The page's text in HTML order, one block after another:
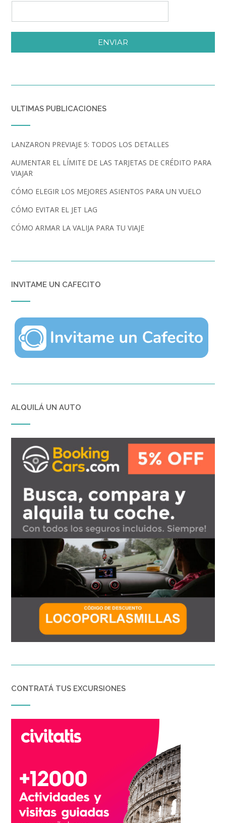
ENVIAR
ULTIMAS PUBLICACIONES
LANZARON PREVIAJE 5: TODOS LOS DETALLES
AUMENTAR EL LÍMITE DE LAS TARJETAS DE CRÉDITO PARA
VIAJAR
CÓMO ELEGIR LOS MEJORES ASIENTOS PARA UN VUELO
CÓMO EVITAR EL JET LAG
CÓMO ARMAR LA VALIJA PARA TU VIAJE
INVITAME UN CAFECITO
ALQUILÁ UN AUTO
CONTRATÁ TUS EXCURSIONES